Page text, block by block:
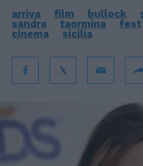
arriva film bullock
sandra
taormina fest
cinema
sicilia